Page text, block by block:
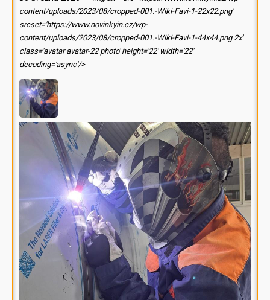
content/uploads/2023/08/cropped-001.-Wiki-Favi-1-22x22.png'
srcset='https://www.novinkyin.cz/wp-
content/uploads/2023/08/cropped-001.-Wiki-Favi-1-44x44.png 2x'
class='avatar avatar-22 photo' height='22' width='22'
decoding='async'/>